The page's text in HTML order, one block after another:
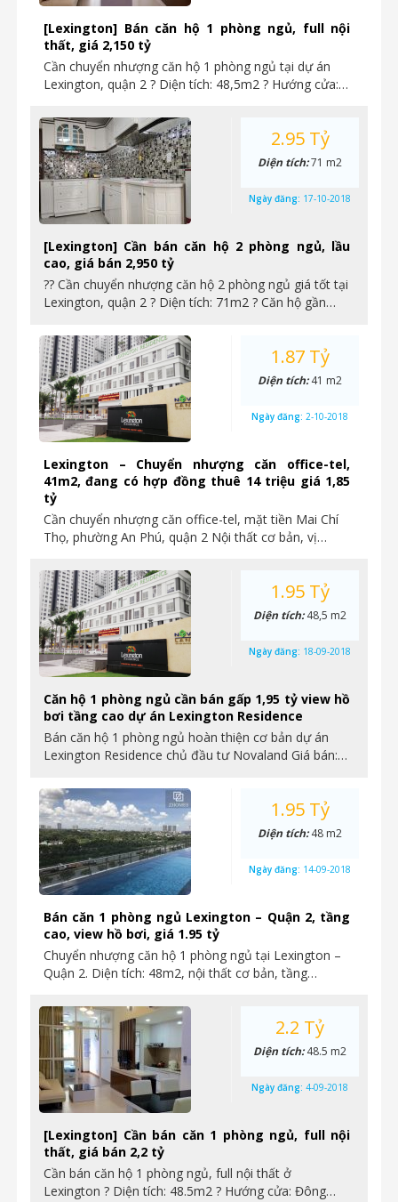
[Lexington] Bán căn hộ 1 phòng ngủ, full nội
thất, giá 2,150 tỷ
Cần chuyển nhượng căn hộ 1 phòng ngủ tại dự án
Lexington, quận 2 ? Diện tích: 48,5m2 ? Hướng cửa:…
[Lexington] Cần bán căn hộ 2 phòng ngủ, lầu
cao, giá bán 2,950 tỷ
?? Cần chuyển nhượng căn hộ 2 phòng ngủ giá tốt tại
Lexington, quận 2 ? Diện tích: 71m2 ? Căn hộ gần…
2.95 Tỷ
Diện tích:71 m2
Ngày đăng: 17-10-2018
Lexington – Chuyển nhượng căn office-tel,
41m2, đang có hợp đồng thuê 14 triệu giá 1,85
tỷ
Cần chuyển nhượng căn office-tel, mặt tiền Mai Chí
Thọ, phường An Phú, quận 2 Nội thất cơ bản, vị…
1.87 Tỷ
Diện tích:41 m2
Ngày đăng: 2-10-2018
Căn hộ 1 phòng ngủ cần bán gấp 1,95 tỷ view hồ
bơi tầng cao dự án Lexington Residence
Bán căn hộ 1 phòng ngủ hoàn thiện cơ bản dự án
Lexington Residence chủ đầu tư Novaland Giá bán:…
1.95 Tỷ
Diện tích:48,5 m2
Ngày đăng: 18-09-2018
Bán căn 1 phòng ngủ Lexington – Quận 2, tầng
cao, view hồ bơi, giá 1.95 tỷ
Chuyển nhượng căn hộ 1 phòng ngủ tại Lexington –
Quận 2. Diện tích: 48m2, nội thất cơ bản, tầng…
1.95 Tỷ
Diện tích:48 m2
Ngày đăng: 14-09-2018
[Lexington] Cần bán căn 1 phòng ngủ, full nội
thất, giá bán 2,2 tỷ
Cần bán căn hộ 1 phòng ngủ, full nội thất ở
Lexington ? Diện tích: 48.5m2 ? Hướng cửa: Đông…
2.2 Tỷ
Diện tích:48.5 m2
Ngày đăng: 4-09-2018